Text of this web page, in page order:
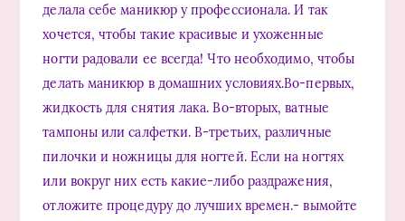
делала себе маникюр у профессионала. И так
хочется, чтобы такие красивые и ухоженные
ногти радовали ее всегда! Что необходимо, чтобы
делать маникюр в домашних условиях.Во-первых,
жидкость для снятия лака. Во-вторых, ватные
тампоны или салфетки. В-третьих, различные
пилочки и ножницы для ногтей. Если на ногтях
или вокруг них есть какие-либо раздражения,
отложите процедуру до лучших времен.- вымойте